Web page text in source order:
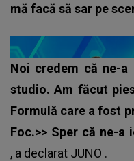
mă facă să sar pe
Noi credem că ne-
studio. Am făcut
Formulă care a fost
Foc.>> Sper că ne-a
, a declarat JUNO .